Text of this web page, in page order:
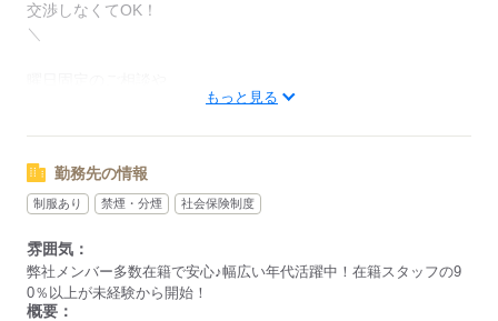
「家事の時間が足りない」など…
応募する
交渉しなくてOK！
＼
やむを得ないお休みなどは、
シフトによる
もっと見る
勤務先の情報
制服あり 禁煙・分煙 社会保険制度
雰囲気：
弊社メンバー多数在籍で安心♪幅広い年代活躍中！在籍スタッフの9
0％以上が未経験から開始！
概要：